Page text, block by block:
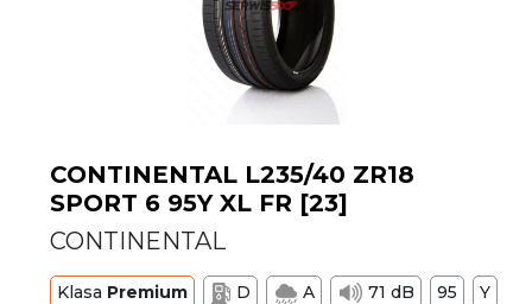
CONTINENTAL L235/40 ZR18
SPORT 6 95Y XL FR [23]
CONTINENTAL
Klasa Premium D A 71 dB 95 Y